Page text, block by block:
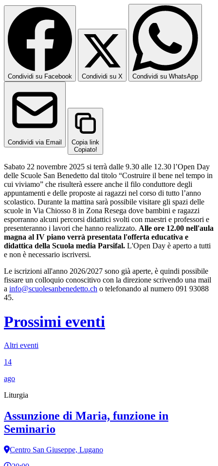
Condividi su Facebook Condividi su X Condividi su WhatsApp
Condividi via Email
Copia link
Copiato!
Sabato 22 novembre 2025 si terrà dalle 9.30 alle 12.30 l’Open Day
delle Scuole San Benedetto dal titolo “Costruire il bene nel tempo in
cui viviamo” che risulterà essere anche il filo conduttore degli
appuntamenti e delle proposte ai ragazzi nel corso di tutto l’anno
scolastico. Durante la mattina sarà possibile visitare gli spazi delle
scuole in Via Chiosso 8 in Zona Resega dove bambini e ragazzi
esporranno alcuni percorsi didattici svolti con maestri e professori e
presenteranno i lavori che hanno realizzato. Alle ore 12.00 nell'aula
magna al IV piano verrà presentata l'offerta educativa e
didattica della Scuola media Parsifal. L'Open Day è aperto a tutti
e non è necessario iscriversi.
Le iscrizioni all'anno 2026/2027 sono già aperte, è quindi possibile
fissare un colloquio conoscitivo con la direzione scrivendo una mail
a info@scuolesanbenedetto.ch o telefonando al numero 091 93088
45.
Prossimi eventi
Altri eventi
14
ago
Liturgia
Assunzione di Maria, funzione in
Seminario
Centro San Giuseppe, Lugano